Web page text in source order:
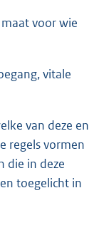
voor wie
vitale
van deze en
regels vormen
die in deze
toegelicht in